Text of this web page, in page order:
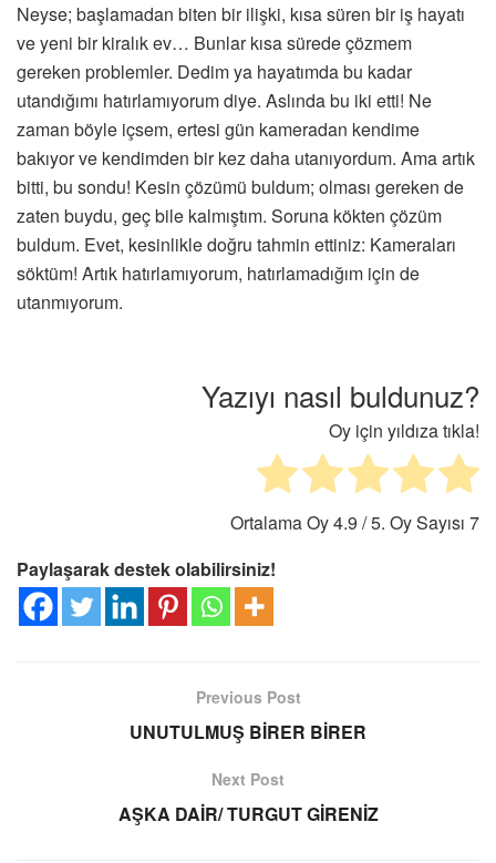
Neyse; başlamadan biten bir ilişki, kısa süren bir iş hayatı
ve yeni bir kiralık ev… Bunlar kısa sürede çözmem
gereken problemler. Dedim ya hayatımda bu kadar
utandığımı hatırlamıyorum diye. Aslında bu iki etti! Ne
zaman böyle içsem, ertesi gün kameradan kendime
bakıyor ve kendimden bir kez daha utanıyordum. Ama artık
bitti, bu sondu! Kesin çözümü buldum; olması gereken de
zaten buydu, geç bile kalmıştım. Soruna kökten çözüm
buldum. Evet, kesinlikle doğru tahmin ettiniz: Kameraları
söktüm! Artık hatırlamıyorum, hatırlamadığım için de
utanmıyorum.
Yazıyı nasıl buldunuz?
Oy için yıldıza tıkla!
Ortalama Oy4.9 / 5. Oy Sayısı 7
Paylaşarak destek olabilirsiniz!
Previous Post
UNUTULMUŞ BİRER BİRER
Next Post
AŞKA DAİR/ TURGUT GİRENİZ